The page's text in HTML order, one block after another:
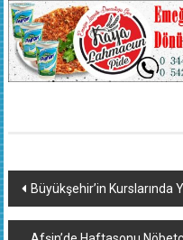
Yazı
dolaşımı
Büyükşehir’in Kurslarında